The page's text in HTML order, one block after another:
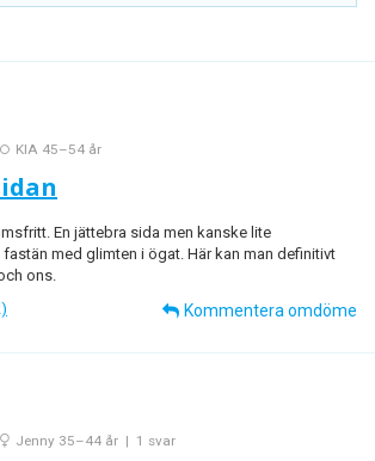
KIA 45–54 år
En jättebra sida men kanske lite
med glimten i ögat. Här kan man definitivt
ons.
Kommentera omdöme
Jenny 35–44 år | 1 svar